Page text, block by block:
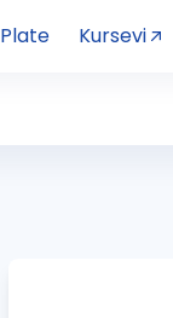
Plate Kursevi